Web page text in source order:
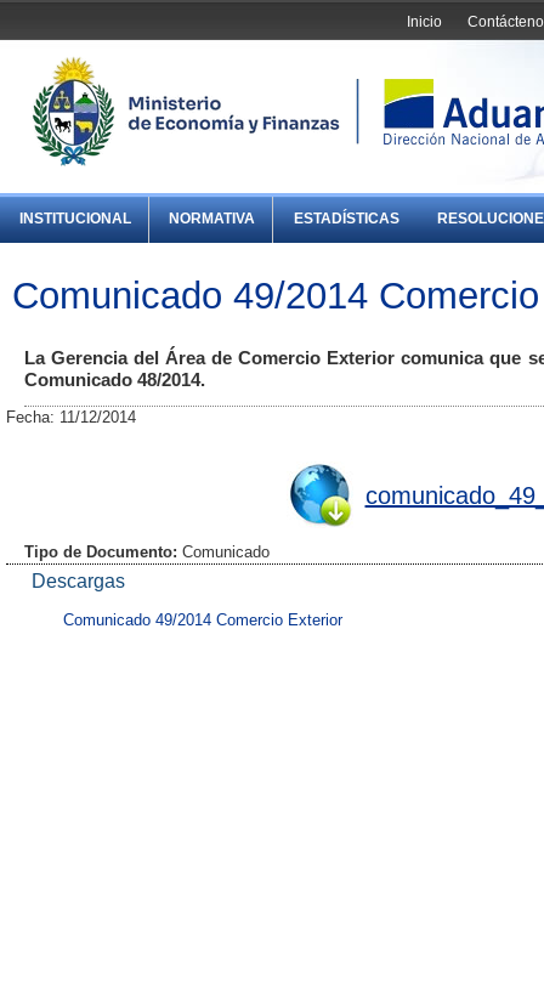
Inicio
INSTITUCIONAL NORMATIVA ESTADÍSTICAS
Comunicado 49/2014
La Gerencia del Área de Comercio Exterior comunica que
Comunicado 48/2014.
Fecha: 11/12/2014
Tipo de Documento: Comunicado
Descargas
Comunicado 49/2014 Comercio Exterior